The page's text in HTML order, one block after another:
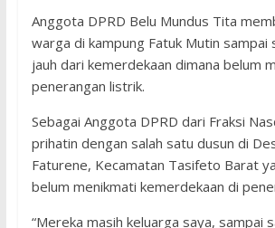
Anggota DPRD Belu Mundus Tita
warga di kampung Fatuk Mutin sampai
jauh dari kemerdekaan dimana belum
penerangan listrik.
Sebagai Anggota DPRD dari Fraksi
prihatin dengan salah satu dusun di
Faturene, Kecamatan Tasifeto Barat
belum menikmati kemerdekaan di
“Mereka masih keluarga saya, sampai